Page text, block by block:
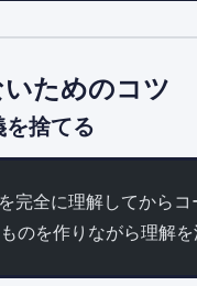
ためのコツ
を捨てる
完全に理解してからコ
のを作りながら理解を